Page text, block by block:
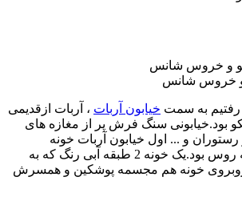
خروس شانس
رفتیم به سمت خیابون آربات ، آربات ازقدیمی
بود.خیابونی سنگ فرش پر از مغازه های
و ... اول خیابون آربات خونه
پوشکین نویسنده نابغه روس بود.یک خونه 2 طبقه آبی رنگ که به
خونه هم مجسمه پوشکین و همسرش